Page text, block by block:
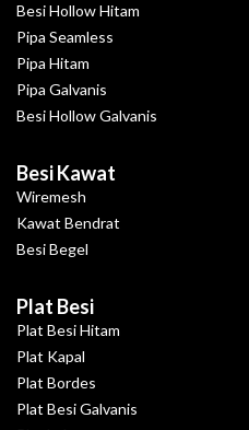
Besi Hollow Hitam
Pipa Seamless
Pipa Hitam
Pipa Galvanis
Besi Hollow Galvanis
Besi Kawat
Wiremesh
Kawat Bendrat
Besi Begel
Plat Besi
Plat Besi Hitam
Plat Kapal
Plat Bordes
Plat Besi Galvanis